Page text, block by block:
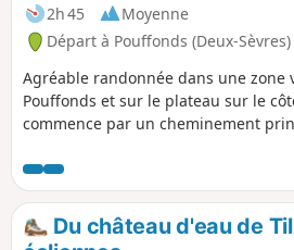
2h 45
Moyenne
Départ à Pouffonds (Deux-Sèvres)
Agréable randonnée dans une zone
Pouffonds et sur le plateau sur le
commence par un cheminement
de Coubortiges aux multiples
restaurées. Il se poursuit à travers
multiples cultures à la recherche
romaine que l'on suit dans la
Du château d'eau de